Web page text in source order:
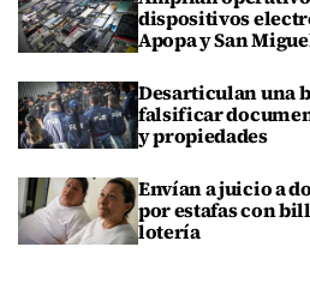
dispositivos
Apopa y San
Desarticulan una
falsificar
y propiedades
Envían a juicio a
por estafas con
lotería